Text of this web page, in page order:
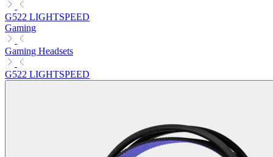
G522 LIGHTSPEED
Gaming
Gaming Headsets
G522 LIGHTSPEED